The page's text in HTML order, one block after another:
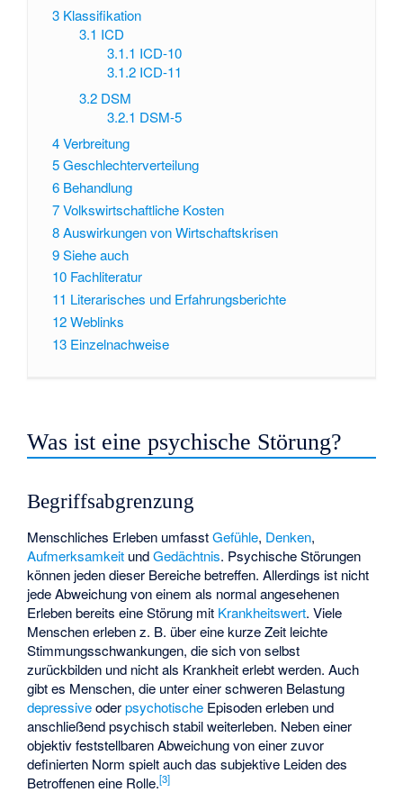
3 Klassifikation
3.1 ICD
3.1.1 ICD-10
3.1.2 ICD-11
3.2 DSM
3.2.1 DSM-5
4Verbreitung
5Geschlechterverteilung
6 Behandlung
7Volkswirtschaftliche Kosten
8Auswirkungen von Wirtschaftskrisen
9Siehe auch
10 Fachliteratur
11 Literarisches und Erfahrungsberichte
12Weblinks
13 Einzelnachweise
Was ist eine psychische Störung?
Begriffsabgrenzung
Menschliches Erleben umfasstGefühle, Denken,
Aufmerksamkeit undGedächtnis. Psychische Störungen
können jeden dieser Bereiche betreffen. Allerdings ist nicht
jede Abweichung von einem als normal angesehenen
Erleben bereits eine Störung mit Krankheitswert. Viele
Menschen erleben z. B. über eine kurze Zeit leichte
Stimmungsschwankungen, die sich von selbst
zurückbilden und nicht als Krankheit erlebt werden. Auch
gibt es Menschen, die unter einer schweren Belastung
depressiveoderpsychotische Episoden erleben und
anschließend psychisch stabil weiterleben. Neben einer
objektiv feststellbaren Abweichung von einer zuvor
definierten Norm spielt auch das subjektive Leiden des
Betroffenen eine Rolle.[3]